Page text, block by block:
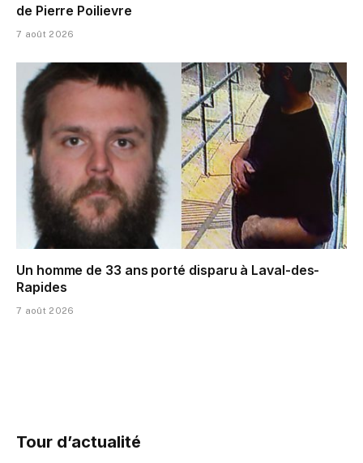
de Pierre Poilievre
7 août 2026
Un homme de 33 ans porté disparu à Laval-des-
Rapides
7 août 2026
Tour d’actualité